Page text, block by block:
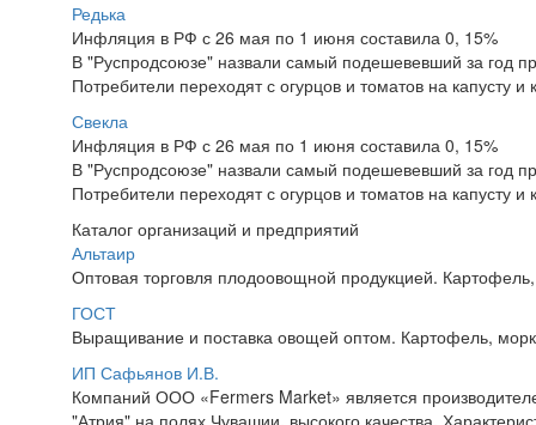
Редька
Инфляция в РФ с 26 мая по 1 июня составила 0, 15%
В "Руспродсоюзе" назвали самый подешевевший за год
Потребители переходят с огурцов и томатов на капусту и
Свекла
Инфляция в РФ с 26 мая по 1 июня составила 0, 15%
В "Руспродсоюзе" назвали самый подешевевший за год
Потребители переходят с огурцов и томатов на капусту и
Каталог организаций и предприятий
Альтаир
Оптовая торговля плодоовощной продукцией.
ГОСТ
Выращивание и поставка овощей оптом. Картофель,
ИП Сафьянов И.В.
Компаний ООО «Fermers Market» является
"Атрия" на полях Чувашии, высокого качества.